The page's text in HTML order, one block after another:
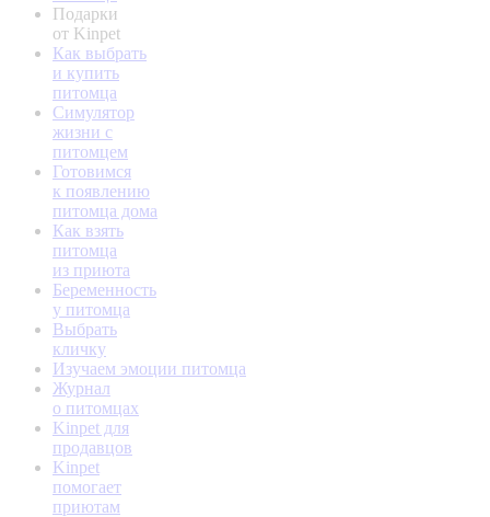
Подарки
от Kinpet
Как выбрать
и купить
питомца
Симулятор
жизни с
питомцем
Готовимся
к появлению
питомца дома
Как взять
питомца
из приюта
Беременность
у питомца
Выбрать
кличку
Изучаем эмоции питомца
Журнал
о питомцах
Kinpet для
продавцов
Kinpet
помогает
приютам